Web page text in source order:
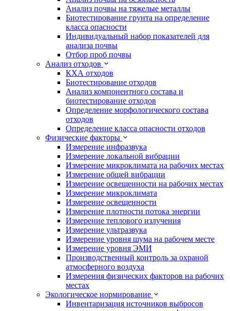
Анализ почвы на тяжелые металлы
Биотестирование грунта на определение
класса опасности
Индивидуальный набор показателей для
анализа почвы
Отбор проб почвы
Анализ отходов
КХА отходов
Биотестирование отходов
Анализ компонентного состава и
биотестирование отходов
Определение морфологического состава
отходов
Определение класса опасности отходов
Физические факторы
Измерение инфразвука
Измерение локальной вибрации
Измерение микроклимата на рабочих местах
Измерение общей вибрации
Измерение освещенности на рабочих местах
Измерение микроклимата
Измерение освещенности
Измерение плотности потока энергии
Измерение теплового излучения
Измерение ультразвука
Измерение уровня шума на рабочем месте
Измерение уровня ЭМИ
Производственный контроль за охраной
атмосферного воздуха
Измерения физических факторов на рабочих
местах
Экологическое нормирование
Инвентаризация источников выбросов